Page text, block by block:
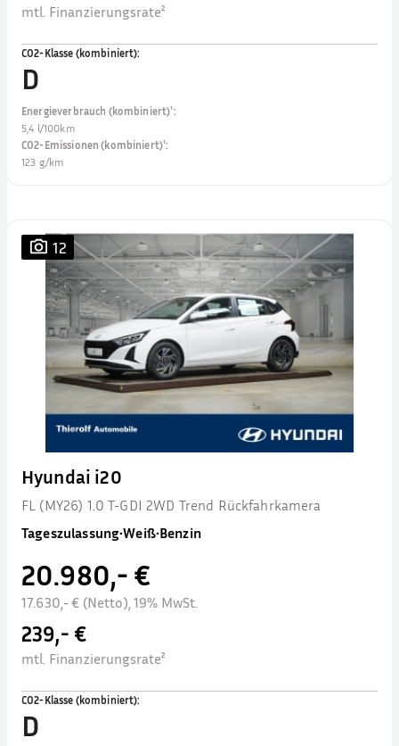
mtl. Finanzierungsrate²
CO2-Klasse (kombiniert):
D
Energieverbrauch (kombiniert)¹:
5,4 l/100km
CO2-Emissionen (kombiniert)¹:
123 g/km
12
Hyundai i20
FL (MY26) 1.0 T-GDI 2WD Trend Rückfahrkamera
Tageszulassung•Weiß•Benzin
20.980,- €
17.630,- € (Netto), 19% MwSt.
239,- €
mtl. Finanzierungsrate²
CO2-Klasse (kombiniert):
D